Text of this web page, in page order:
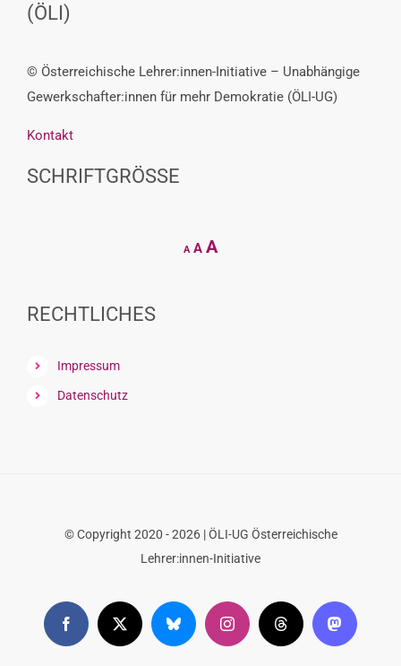
(ÖLI)
© Österreichische Lehrer:innen-Initiative – Unabhängige
Gewerkschafter:innen für mehr Demokratie (ÖLI-UG)
Kontakt
SCHRIFTGRÖSSE
A
Decrease
font
A Reset
AIncrease
RECHTLICHES
Impressum
Datenschutz
© Copyright 2020 - 2026 | ÖLI-UG Österreichische
Lehrer:innen-Initiative